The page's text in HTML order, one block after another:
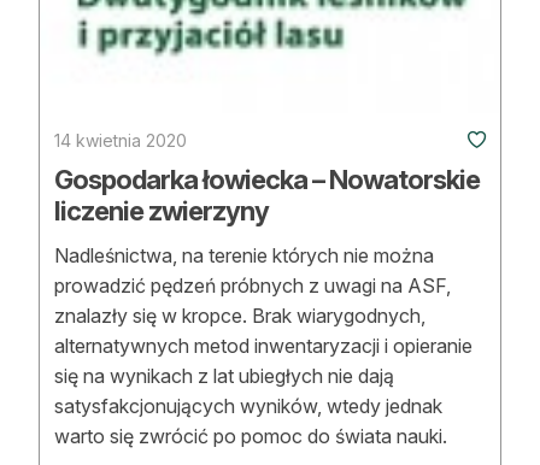
14 kwietnia 2020
Gospodarka łowiecka – Nowatorskie
liczenie zwierzyny
Nadleśnictwa, na terenie których nie można
prowadzić pędzeń próbnych z uwagi na ASF,
znalazły się w kropce. Brak wiarygodnych,
alternatywnych metod inwentaryzacji i opieranie
się na wynikach z lat ubiegłych nie dają
satysfakcjonujących wyników, wtedy jednak
warto się zwrócić po pomoc do świata nauki.